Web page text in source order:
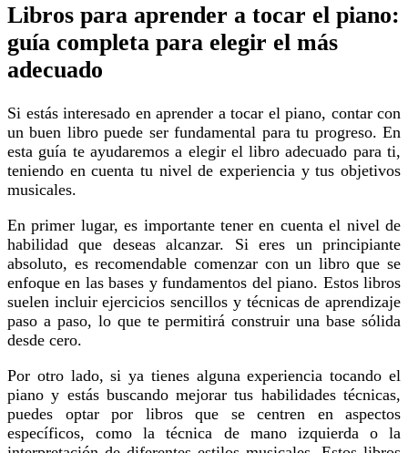
Libros para aprender a tocar el piano:
guía completa para elegir el más
adecuado
Si estás interesado en aprender a tocar el piano, contar con
un buen libro puede ser fundamental para tu progreso. En
esta guía te ayudaremos a elegir el libro adecuado para ti,
teniendo en cuenta tu nivel de experiencia y tus objetivos
musicales.
En primer lugar, es importante tener en cuenta el nivel de
habilidad que deseas alcanzar. Si eres un principiante
absoluto, es recomendable comenzar con un libro que se
enfoque en las bases y fundamentos del piano. Estos libros
suelen incluir ejercicios sencillos y técnicas de aprendizaje
paso a paso, lo que te permitirá construir una base sólida
desde cero.
Por otro lado, si ya tienes alguna experiencia tocando el
piano y estás buscando mejorar tus habilidades técnicas,
puedes optar por libros que se centren en aspectos
específicos, como la técnica de mano izquierda o la